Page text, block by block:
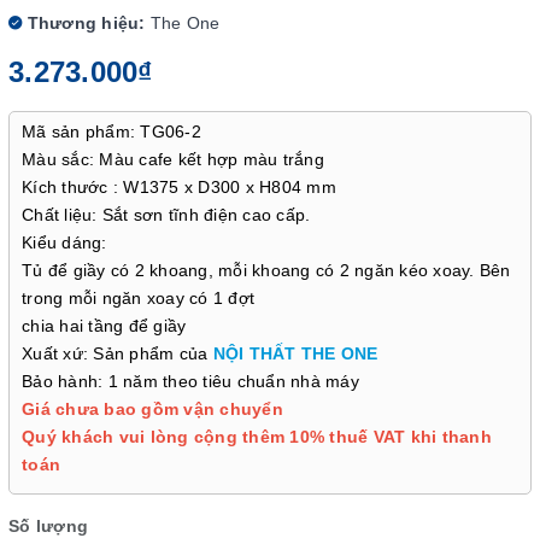
Thương hiệu: The One
3.273.000₫
Mã sản phẩm: TG06-2
Màu sắc: Màu cafe kết hợp màu trắng
Kích thước : W1375 x D300 x H804 mm
Chất liệu: Sắt sơn tĩnh điện cao cấp.
Kiểu dáng:
Tủ để giầy có 2 khoang, mỗi khoang có 2 ngăn kéo xoay. Bên
trong mỗi ngăn xoay có 1 đợt
chia hai tầng để giầy
Xuất xứ: Sản phẩm của NỘI THẤT THE ONE
Bảo hành: 1 năm theo tiêu chuẩn nhà máy
Giá chưa bao gồm vận chuyển
Quý khách vui lòng cộng thêm 10% thuế VAT khi thanh
toán
Số lượng